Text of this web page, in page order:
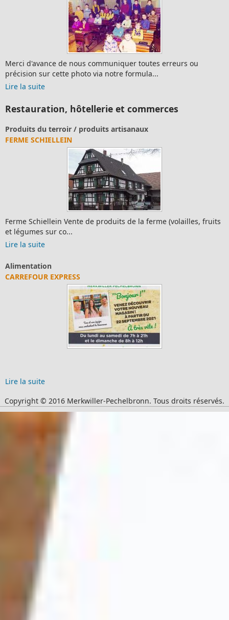
Merci d'avance de nous communiquer toutes erreurs ou
précision sur cette photo via notre formula...
Lire la suite
Restauration, hôtellerie et commerces
Produits du terroir / produits artisanaux
FERME SCHIELLEIN
Ferme Schiellein Vente de produits de la ferme (volailles, fruits
et légumes sur co...
Lire la suite
Alimentation
CARREFOUR EXPRESS
Lire la suite
Copyright © 2016 Merkwiller-Pechelbronn. Tous droits réservés.